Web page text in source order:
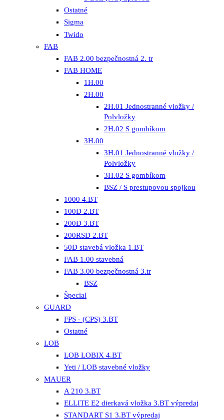
Ostatné
Sigma
Twido
FAB
FAB 2.00 bezpečnostná 2. tr
FAB HOME
1H.00
2H.00
2H.01 Jednostranné vložky /
Polvložky
2H.02 S gombíkom
3H.00
3H.01 Jednostranné vložky /
Polvložky
3H.02 S gombíkom
BSZ / S prestupovou spojkou
1000 4.BT
100D 2.BT
200D 3.BT
200RSD 2.BT
50D stavebá vložka 1.BT
FAB 1.00 stavebná
FAB 3.00 bezpečnostná 3.tr
BSZ
Špecial
GUARD
FPS - (CPS) 3.BT
Ostatné
LOB
LOB LOBIX 4.BT
Yeti / LOB stavebné vložky
MAUER
A 210 3.BT
ELLITE E2 dierkavá vložka 3.BT výpredaj
STANDART S1 3.BT výpredaj